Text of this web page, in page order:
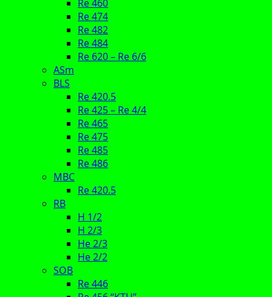
Re 460
Re 474
Re 482
Re 484
Re 620 – Re 6/6
ASm
BLS
Re 420.5
Re 425 – Re 4/4
Re 465
Re 475
Re 485
Re 486
MBC
Re 420.5
RB
H 1/2
H 2/3
He 2/3
He 2/2
SOB
Re 446